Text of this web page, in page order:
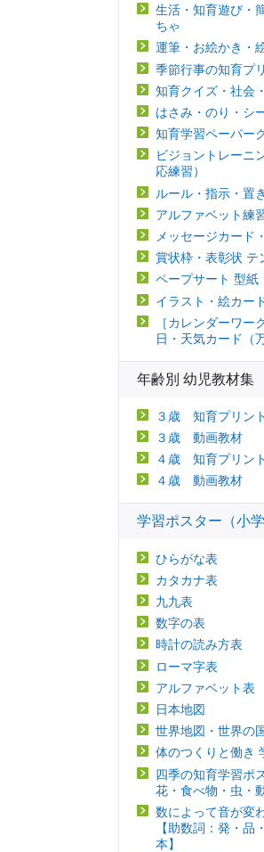
生活・知育遊び・
ちゃ
運筆・お絵かき・
季節行事の知育プ
知育クイズ・社会
はさみ・のり・シ
知育学習ペーパー
ビジョントレーニ
応練習）
ルール・指示・置
アルファベット練
メッセージカード
賞状枠・表彰状 テ
ペープサート 型紙
イラスト・絵カー
［カレンダーワー
日・天気カード（
年齢別 幼児教材集
３歳 知育プリント
３歳 動画教材
４歳 知育プリント
４歳 動画教材
学習ポスター（小学
ひらがな表
カタカナ表
九九表
数字の表
時計の読み方表
ローマ字表
アルファベット表
日本地図
世界地図・世界の
体のつくりと働き
四季の知育学習ポ
花・食べ物・虫・
数によって音が変
【助数詞：発・品
本】